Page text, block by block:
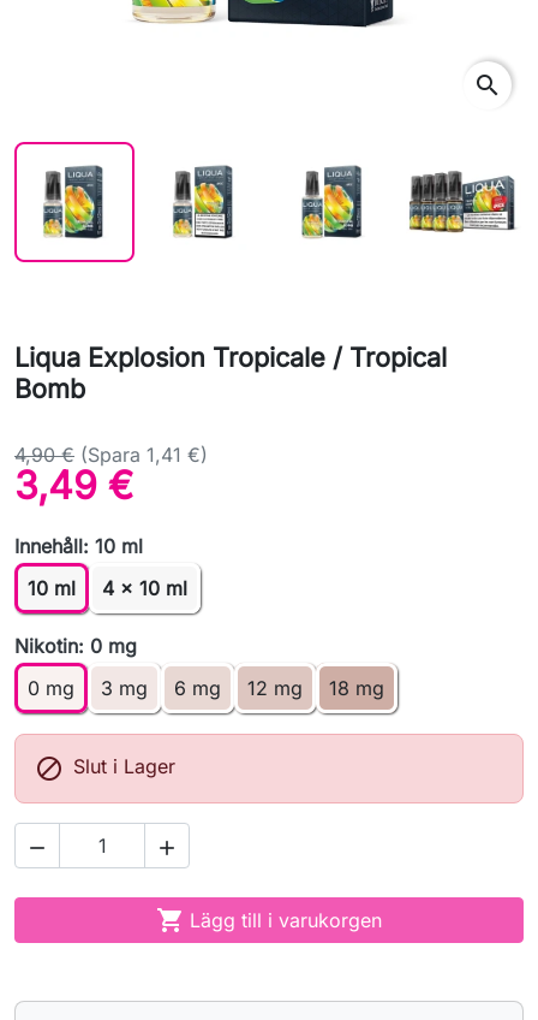
search
Liqua Explosion Tropicale / Tropical
Bomb
4,90 € (Spara 1,41 €)
3,49 €
Innehåll: 10 ml
10 ml
4 x 10 ml
Nikotin: 0 mg
0 mg
3 mg 6 mg 12 mg 18 mg
 Slut i Lager
 
 Lägg till i varukorgen